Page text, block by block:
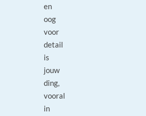
en
oog
voor
detail
is
jouw
ding,
vooral
in